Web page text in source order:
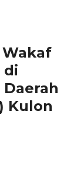
di
Kulon